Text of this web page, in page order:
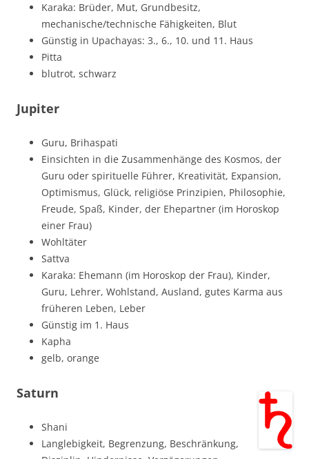
Karaka: Brüder, Mut, Grundbesitz,
mechanische/technische Fähigkeiten, Blut
Günstig in Upachayas: 3., 6., 10. und 11. Haus
Pitta
blutrot, schwarz
Jupiter
Guru, Brihaspati
Einsichten in die Zusammenhänge des Kosmos, der
Guru oder spirituelle Führer, Kreativität, Expansion,
Optimismus, Glück, religiöse Prinzipien, Philosophie,
Freude, Spaß, Kinder, der Ehepartner (im Horoskop
einer Frau)
Wohltäter
Sattva
Karaka: Ehemann (im Horoskop der Frau), Kinder,
Guru, Lehrer, Wohlstand, Ausland, gutes Karma aus
früheren Leben, Leber
Günstig im 1. Haus
Kapha
gelb, orange
Saturn
Shani
Langlebigkeit, Begrenzung, Beschränkung,